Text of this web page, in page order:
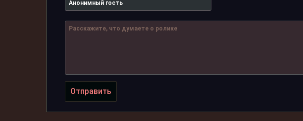
Отправить